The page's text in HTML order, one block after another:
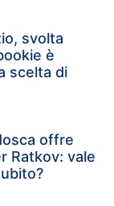
svolta
è
scelta di
offre
Ratkov: vale